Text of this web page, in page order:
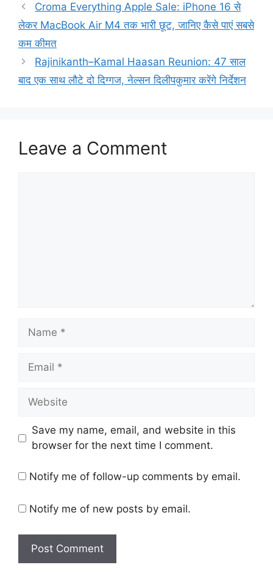
Croma Everything Apple Sale: iPhone 16 से
लेकर MacBook Air M4 तक भारी छूट, जानिए कैसे पाएं सबसे
कम कीमत
Rajinikanth–Kamal Haasan Reunion: 47 साल
बाद एक साथ लौटे दो दिग्गज, नेल्सन दिलीपकुमार करेंगे निर्देशन
Leave a Comment
Name
Email
Website
Save my name, email, and website in this
browser for the next time I comment.
Notify me of follow-up comments by email.
Notify me of new posts by email.